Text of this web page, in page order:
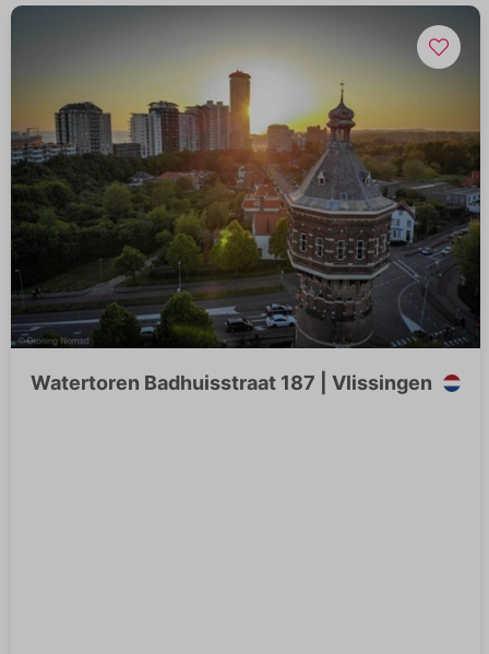
Watertoren Badhuisstraat 187 | Vlissingen